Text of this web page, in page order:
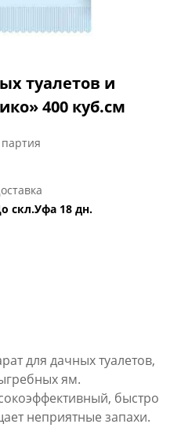
туалетов и
400 куб.см
скл.Уфа 18 дн.
для дачных туалетов,
ям.
быстро
неприятные запахи.